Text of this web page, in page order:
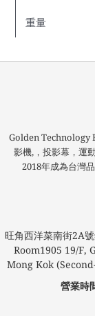
重量
Golden Technology
影機,，投影幕，運
2018年成為台灣
旺角西洋菜南街2A
Room1905 19/F,
Mong Kok
營業時